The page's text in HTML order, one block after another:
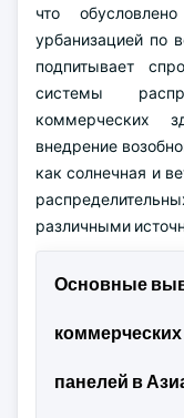
что
урбанизацией по
подпитывает
системы
коммерческих
внедрение
как солнечная и
различными
Основные
панелей в